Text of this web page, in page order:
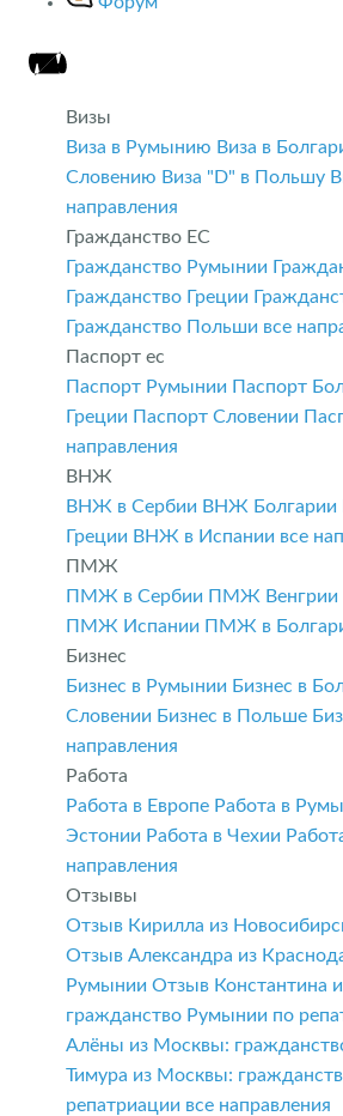
Визы
Виза в Румынию Виза в
Словению Виза "D" в Польшу
направления
Гражданство ЕС
Гражданство Румынии
Гражданство Греции
Гражданство Польши все
Паспорт ес
Паспорт Румынии Паспорт
Греции Паспорт Словении
направления
ВНЖ
ВНЖ в Сербии ВНЖ Болгарии
Греции ВНЖ в Испании все
ПМЖ
ПМЖ в Сербии ПМЖ Венгрии
ПМЖ Испании ПМЖ в
Бизнес
Бизнес в Румынии Бизнес в
Словении Бизнес в Польше
направления
Работа
Работа в Европе Работа в
Эстонии Работа в Чехии
направления
Отзывы
Отзыв Кирилла из
Отзыв Александра из
Румынии Отзыв Константина
гражданство Румынии по
Алёны из Москвы:
Тимура из Москвы:
репатриации все направления